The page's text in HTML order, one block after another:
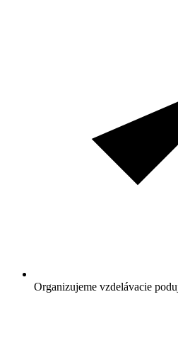
Organizujeme vzdelávacie